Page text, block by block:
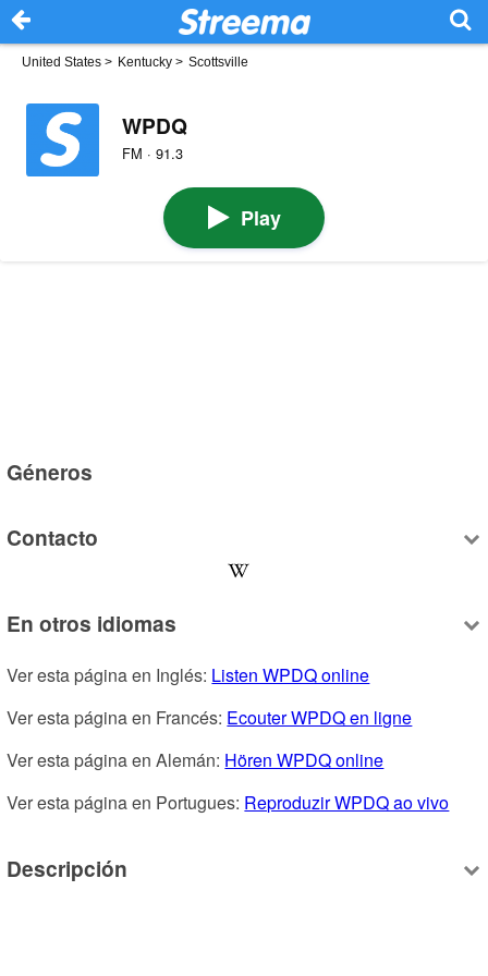
United States > Kentucky > Scottsville
WPDQ
FM · 91.3
Play
Géneros
Contacto
En otros idiomas
Ver esta página en Inglés: Listen WPDQ online
Ver esta página en Francés: Ecouter WPDQ en ligne
Ver esta página en Alemán: Hören WPDQ online
Ver esta página en Portugues: Reproduzir WPDQ ao vivo
Descripción